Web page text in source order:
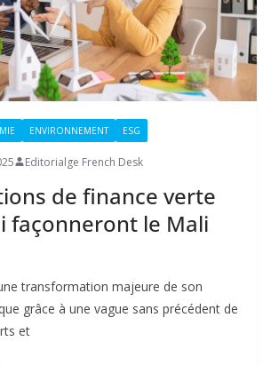
ENVIRONNEMENT ESG
Editorialge French Desk
de finance verte
façonneront le Mali
transformation majeure de son
grâce à une vague sans précédent de
et